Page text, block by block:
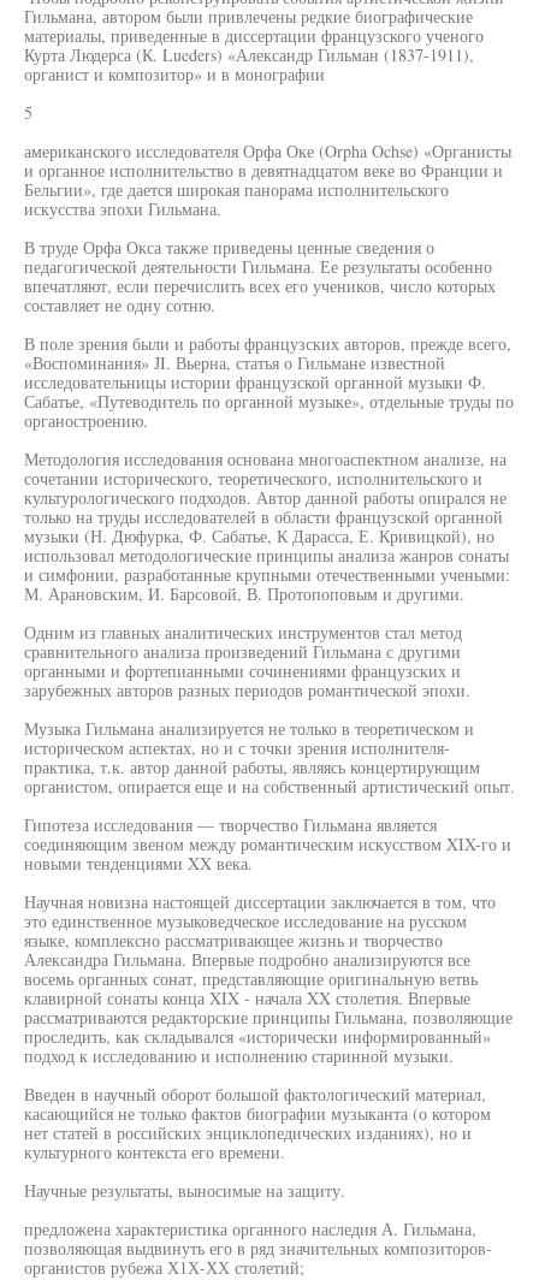
Гильмана, автором были привлечены редкие биографические
материалы, приведенные в диссертации французского ученого
Курта Людерса (К. Lueders) «Александр Гильман (1837-1911),
органист и композитор» и в монографии
5
американского исследователя Орфа Оке (Orpha Ochse) «Органисты
и органное исполнительство в девятнадцатом веке во Франции и
Бельгии», где дается широкая панорама исполнительского
искусства эпохи Гильмана.
В труде Орфа Окса также приведены ценные сведения о
педагогической деятельности Гильмана. Ее результаты особенно
впечатляют, если перечислить всех его учеников, число которых
составляет не одну сотню.
В поле зрения были и работы французских авторов, прежде всего,
«Воспоминания» JI. Вьерна, статья о Гильмане известной
исследовательницы истории французской органной музыки Ф.
Сабатье, «Путеводитель по органной музыке», отдельные труды по
органостроению.
Методология исследования основана многоаспектном анализе, на
сочетании исторического, теоретического, исполнительского и
культурологического подходов. Автор данной работы опирался не
только на труды исследователей в области французской органной
музыки (Н. Дюфурка, Ф. Сабатье, К Дарасса, Е. Кривицкой), но
использовал методологические принципы анализа жанров сонаты
и симфонии, разработанные крупными отечественными учеными:
М. Арановским, И. Барсовой, В. Протопоповым и другими.
Одним из главных аналитических инструментов стал метод
сравнительного анализа произведений Гильмана с другими
органными и фортепианными сочинениями французских и
зарубежных авторов разных периодов романтической эпохи.
Музыка Гильмана анализируется не только в теоретическом и
историческом аспектах, но и с точки зрения исполнителя-
практика, т.к. автор данной работы, являясь концертирующим
органистом, опирается еще и на собственный артистический опыт.
Гипотеза исследования — творчество Гильмана является
соединяющим звеном между романтическим искусством XIX-го и
новыми тенденциями XX века.
Научная новизна настоящей диссертации заключается в том, что
это единственное музыковедческое исследование на русском
языке, комплексно рассматривающее жизнь и творчество
Александра Гильмана. Впервые подробно анализируются все
восемь органных сонат, представляющие оригинальную ветвь
клавирной сонаты конца XIX - начала XX столетия. Впервые
рассматриваются редакторские принципы Гильмана, позволяющие
проследить, как складывался «исторически информированный»
подход к исследованию и исполнению старинной музыки.
Введен в научный оборот большой фактологический материал,
касающийся не только фактов биографии музыканта (о котором
нет статей в российских энциклопедических изданиях), но и
культурного контекста его времени.
Научные результаты, выносимые на защиту.
предложена характеристика органного наследия А. Гильмана,
позволяющая выдвинуть его в ряд значительных композиторов-
органистов рубежа Х1Х-ХХ столетий;